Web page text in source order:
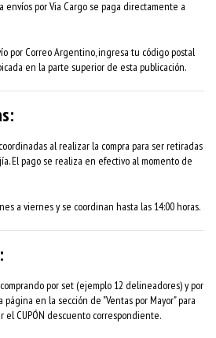
envíos por Via Cargo se paga directamente a
por Correo Argentino, ingresa tu código postal
en la parte superior de esta publicación.
al realizar la compra para ser retiradas
El pago se realiza en efectivo al momento de
a viernes y se coordinan hasta las 14:00 horas.
por set (ejemplo 12 delineadores) y por
en la sección de "Ventas por Mayor" para
el CUPÓN descuento correspondiente.